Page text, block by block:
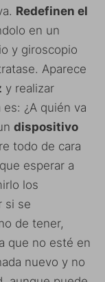
Redefinen el
en un
y giroscopio
Aparece
y realizar
¿A quién va
dispositivo
todo de cara
esperar a
los
si se
de tener,
que no esté en
nuevo y no